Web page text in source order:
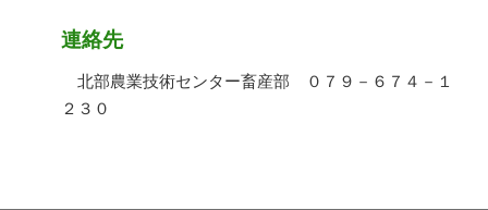
連絡先
北部農業技術センター畜産部 ０７９－６７４－１
２３０